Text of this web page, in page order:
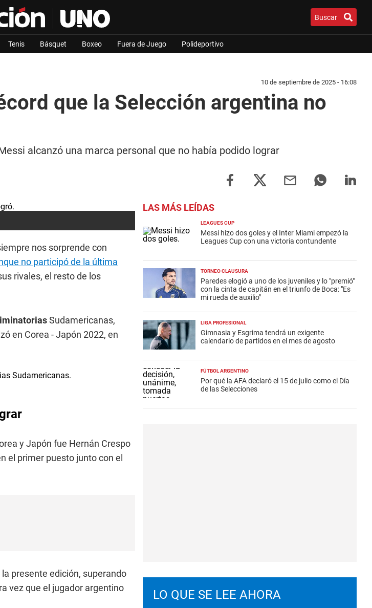
Buscar
Tenis Básquet Boxeo Fuera de Juego Polideportivo
10 de septiembre de 2025 - 16:08
que la Selección argentina no
alcanzó una marca personal que no había podido lograr
nos sorprende con
no participó de la última
rivales, el resto de los
Sudamericanas,
en Corea - Japón 2022, en
y Japón fue Hernán Crespo
el primer puesto junto con el
presente edición, superando
vez que el jugador argentino
LAS MÁS LEÍDAS
LEAGUES CUP
Messi hizo dos goles y el Inter Miami empezó la
Leagues Cup con una victoria contundente
TORNEO CLAUSURA
Paredes elogió a uno de los juveniles y lo "premió"
con la cinta de capitán en el triunfo de Boca: "Es
mi rueda de auxilio"
LIGA PROFESIONAL
Gimnasia y Esgrima tendrá un exigente
calendario de partidos en el mes de agosto
FÚTBOL ARGENTINO
Por qué la AFA declaró el 15 de julio como el Día
de las Selecciones
LO QUE SE LEE AHORA